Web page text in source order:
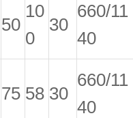
50
10
0
30
660/11
40
75 58 30
660/11
40